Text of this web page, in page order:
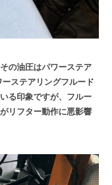
の油圧はパワーステア
ーステアリングフルード
る印象ですが、フルー
リフター動作に悪影響